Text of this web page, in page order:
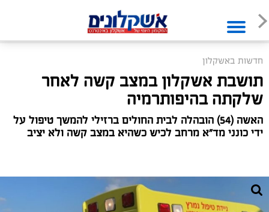
חדשות באשקלון
תושבת אשקלון במצב קשה לאחר
שלקתה בהיפותרמיה
האשה (54) הובהלה לבית החולים ברזילי להמשך טיפול על
ידי כונני מד"א מרחב לכיש כשהיא במצב קשה ולא יציב